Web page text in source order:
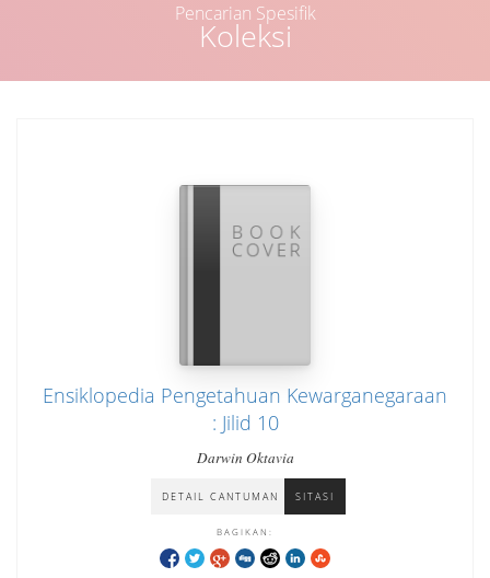
Koleksi
Pencarian Spesifik
Ensiklopedia Pengetahuan Kewarganegaraan
: Jilid 10
Darwin Oktavia
DETAIL CANTUMAN SITASI
BAGIKAN: